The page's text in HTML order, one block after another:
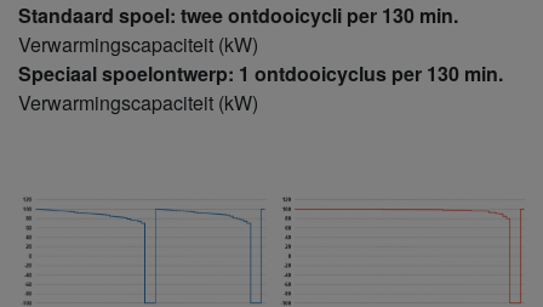
Standaard spoel: twee ontdooicycli per 130 min.
Verwarmingscapaciteit (kW)
Speciaal spoelontwerp: 1 ontdooicyclus per 130 min.
Verwarmingscapaciteit (kW)